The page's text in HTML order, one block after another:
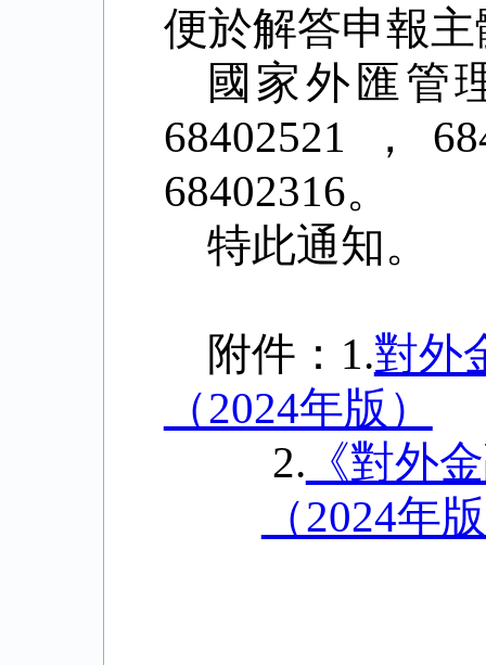
便於解答申報
國家外匯管
68402521 ，
68402316。
特此通知。
附件： 1.對外
（2024年版）
2. 《對外
（2024年